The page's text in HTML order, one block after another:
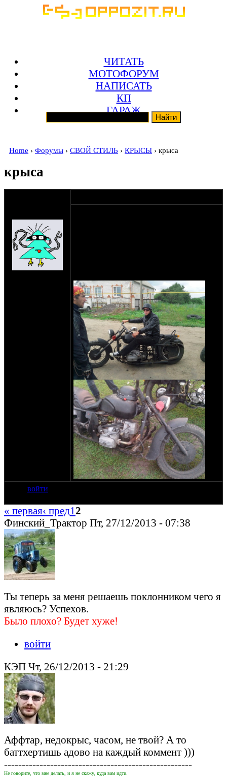
ЧИТАТЬ
МОТОФОРУМ
НАПИСАТЬ
КП
ГАРАЖ
Home › Форумы › СВОЙ СТИЛЬ › КРЫСЫ › крыса
крыса
войти
« первая‹ пред12
Финский_Трактор Пт, 27/12/2013 - 07:38
Ты теперь за меня решаешь поклонником чего я
являюсь? Успехов.
Было плохо? Будет хуже!
войти
КЭП Чт, 26/12/2013 - 21:29
Аффтар, недокрыс, часом, не твой? А то
баттхертишь адово на каждый коммент )))
-----------------------------------------------------
Не говорите, что мне делать, и я не скажу, куда вам идти.